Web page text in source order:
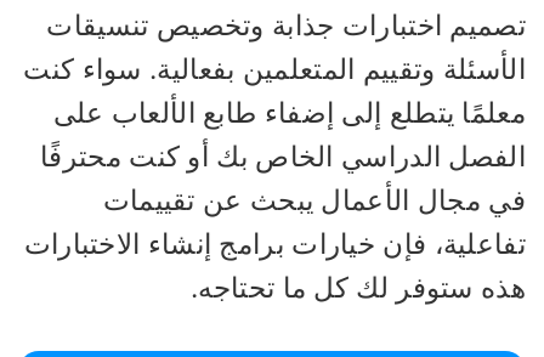
اختبارات جذابة وتخصيص تنسيقات
وتقييم المتعلمين بفعالية. سواء كنت
يتطلع إلى إضفاء طابع الألعاب على
الدراسي الخاص بك أو كنت محترفًا
مجال الأعمال يبحث عن تقييمات
فإن خيارات برامج إنشاء الاختبارات
ستوفر لك كل ما تحتاجه.